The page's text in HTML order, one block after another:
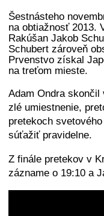
+ − ⛶
Šestnásteho
na obtiažnosť 2013.
Rakúšan Jakob
Schubert zároveň
Prvenstvo získal
na treťom mieste.
Adam Ondra
zlé umiestnenie,
pretekoch
súťažiť pravidelne.
Z finále pretekov v
zázname o 19:10 a